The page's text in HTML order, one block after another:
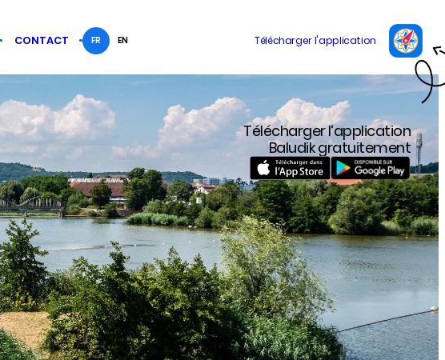
CONTACT FR EN
Télécharger l’application
Baludik gratuitement